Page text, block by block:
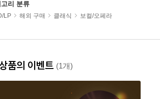
리 분류
LP 해외 구매 클래식 보컬/오페라
품의 이벤트 (1개)